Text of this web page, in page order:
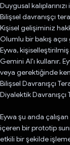
Duygusal
Bilişsel davranışçı
Kişisel gelişiminiz
Olumlu bir bakış
Eywa,
Gemini AI'ı kullanır.
veya gerektiğinde
Bilişsel Davranışçı
Diyalektik Davranışçı
Eywa şu anda
içeren bir prototip
etkili bir şekilde